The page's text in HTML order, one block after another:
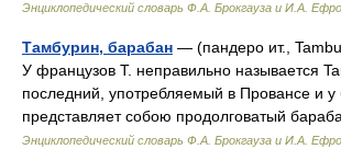
Энциклопедический словарь Ф.А. Брокгауза и И.А.
Тамбурин, барабан — (пандеро ит.,
У французов Т. неправильно называется
последний, употребляемый в Провансе и у
представляет собою продолговатый
Энциклопедический словарь Ф.А. Брокгауза и И.А.